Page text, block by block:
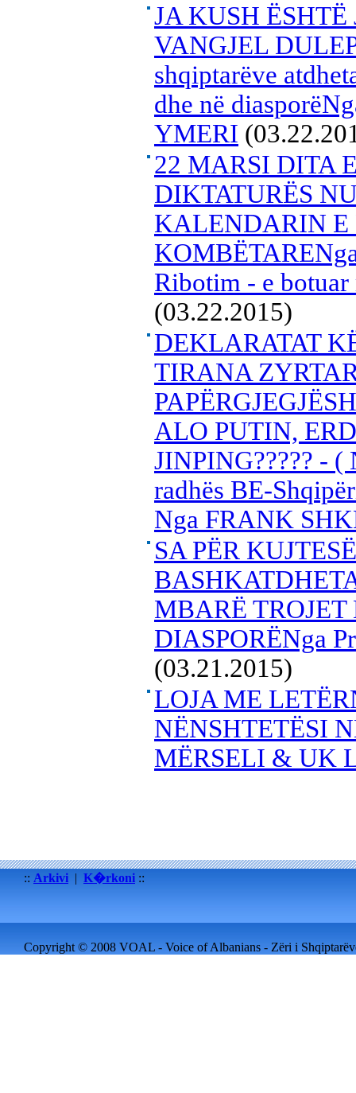
JA KUSH
VANGJEL
shqiptarëve
dhe në
YMERI
22 MARSI DITA
DIKTATURËS
KALENDARIN E
Ribotim - e
(03.22.2015)
DEKLARATAT
TIRANA
ALO PUTIN,
JINPING????? -
radhës BE-
Nga FRANK
SA PËR KUJTESË
MBARË
DIASPORËNga
(03.21.2015)
LOJA ME
NËNSHTETËSI
MËRSELI & UK
:: Arkivi | K�rkoni ::
Copyright © 2008 VOAL - Voice of Albanians - Zëri i